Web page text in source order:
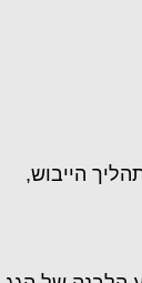
הייבוש,